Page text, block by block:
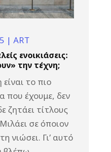
ενοικιάσεις:
την τέχνη;
|ART
είναι το πιο
που έχουμε, δεν
ζητάει τίτλους
σε όποιον
νιώσει. Γι’ αυτό